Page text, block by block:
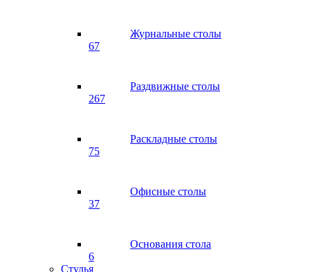
Журнальные столы
67
Раздвижные столы
267
Раскладные столы
75
Офисные столы
37
Основания стола
6
Стулья